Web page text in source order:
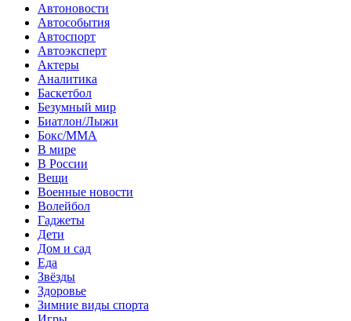
Автоновости
Автособытия
Автоспорт
Автоэксперт
Актеры
Аналитика
Баскетбол
Безумный мир
Биатлон/Лыжи
Бокс/MMA
В мире
В России
Вещи
Военные новости
Волейбол
Гаджеты
Дети
Дом и сад
Еда
Звёзды
Здоровье
Зимние виды спорта